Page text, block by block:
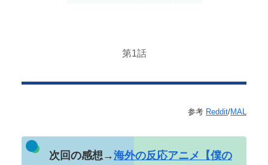
第1話
参考 Reddit/MAL
次回の感想→海外の反応アニメ【僕の